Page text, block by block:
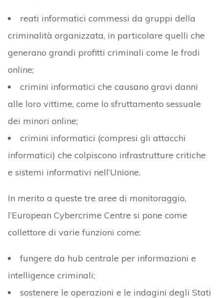
reati informatici commessi da gruppi della
criminalità organizzata, in particolare quelli che
generano grandi profitti criminali come le frodi
online;
crimini informatici che causano gravi danni
alle loro vittime, come lo sfruttamento sessuale
dei minori online;
crimini informatici (compresi gli attacchi
informatici) che colpiscono infrastrutture critiche
e sistemi informativi nell’Unione.
In merito a queste tre aree di monitoraggio,
l’European Cybercrime Centre si pone come
collettore di varie funzioni come:
fungere da hub centrale per informazioni e
intelligence criminali;
sostenere le operazioni e le indagini degli Stati